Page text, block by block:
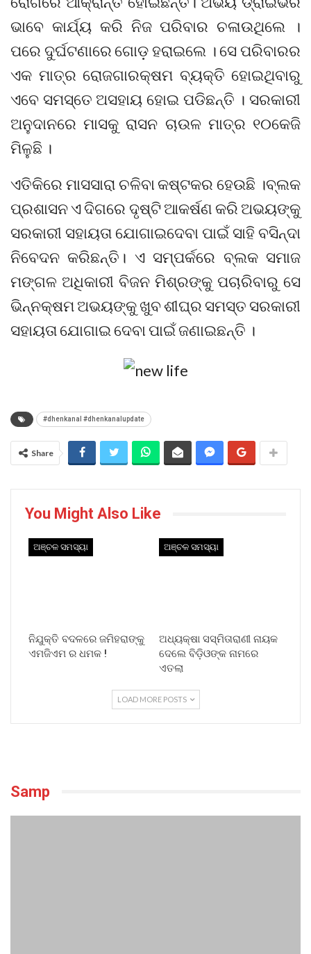
ଭାବେ କାର୍ଯ୍ୟ କରି ନିଜ ପରିବାର ଚଳାଉଥିଲେ ।
ପରେ ଦୁର୍ଘଟଣାରେ ଗୋଡ଼ ହରାଇଲେ । ସେ ପରିବାରର
ଏକ ମାତ୍ର ରୋଜଗାରକ୍ଷମ ବ୍ୟକ୍ତି ହୋଇଥିବାରୁ
ଏବେ ସମସ୍ତେ ଅସହାୟ ହୋଇ ପଡିଛନ୍ତି । ସରକାରୀ
ଅନୁଦାନରେ ମାସକୁ ରାସନ ଚାଉଳ ମାତ୍ର ୧୦କେଜି
ମିଳୁଛି ।
ଏତିକିରେ ମାସସାରା ଚଳିବା କଷ୍ଟକର ହେଉଛି ।ବ୍ଲକ
ପ୍ରଶାସନ ଏ ଦିଗରେ ଦୃଷ୍ଟି ଆକର୍ଷଣ କରି ଅଭୟଙ୍କୁ
ସରକାରୀ ସହାୟତା ଯୋଗାଇଦେବା ପାଇଁ ସାହି ବସିନ୍ଦା
ନିବେଦନ କରିଛନ୍ତି। ଏ ସମ୍ପର୍କରେ ବ୍ଲକ ସମାଜ
ମଙ୍ଗଳ ଅଧିକାରୀ ବିଜନ ମିଶ୍ରଙ୍କୁ ପଚାରିବାରୁ ସେ
ଭିନ୍ନକ୍ଷମ ଅଭୟଙ୍କୁ ଖୁବ ଶୀଘ୍ର ସମସ୍ତ ସରକାରୀ
ସହାୟତା ଯୋଗାଇ ଦେବା ପାଇଁ ଜଣାଇଛନ୍ତି ।
#dhenkanal #dhenkanalupdate
Share
You Might Also Like
ଅଞ୍ଚଳ ସମସ୍ୟା
ନିଯୁକ୍ତି ବଦଳରେ ଜମିହରାଙ୍କୁ
ଏମଜିଏମ ର ଧମକ !
ଅଞ୍ଚଳ ସମସ୍ୟା
ଅଧ୍ୟକ୍ଷା ସସ୍ମିତାରାଣୀ ନାୟକ
ଦେଲେ ବିଡ଼ିଓଙ୍କ ନାମରେ
ଏତଲା
LOAD MORE POSTS
Samp